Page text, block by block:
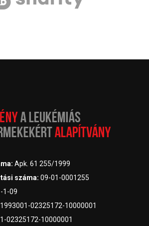
Apk. 61 255/1999
száma: 09-01-0001255
1-09
02325172-10000001
02325172-10000001